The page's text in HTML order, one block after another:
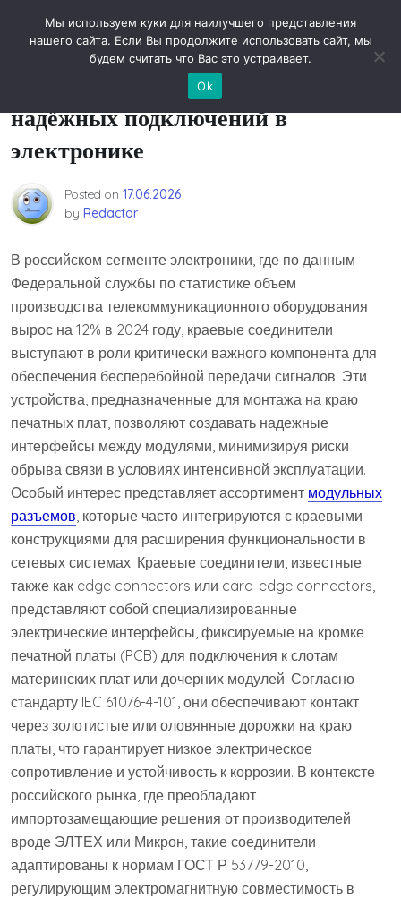
Новости технологий
Краевые соединители: выбор для
надёжных подключений в
электронике
Posted on 17.06.2026
by Redactor
В российском сегменте электроники, где по данным
Федеральной службы по статистике объем
производства телекоммуникационного оборудования
вырос на 12% в 2024 году, краевые соединители
выступают в роли критически важного компонента для
обеспечения бесперебойной передачи сигналов. Эти
устройства, предназначенные для монтажа на краю
печатных плат, позволяют создавать надежные
интерфейсы между модулями, минимизируя риски
обрыва связи в условиях интенсивной эксплуатации.
Особый интерес представляет ассортимент модульных
разъемов, которые часто интегрируются с краевыми
конструкциями для расширения функциональности в
сетевых системах. Краевые соединители, известные
также как edge connectors или card-edge connectors,
представляют собой специализированные
электрические интерфейсы, фиксируемые на кромке
печатной платы (PCB) для подключения к слотам
материнских плат или дочерних модулей. Согласно
стандарту IEC 61076-4-101, они обеспечивают контакт
через золотистые или оловянные дорожки на краю
платы, что гарантирует низкое электрическое
сопротивление и устойчивость к коррозии. В контексте
российского рынка, где преобладают
импортозамещающие решения от производителей
вроде ЭЛТЕХ или Микрон, такие соединители
адаптированы к нормам ГОСТ Р 53779-2010,
регулирующим электромагнитную совместимость в
Мы используем куки для наилучшего представления
нашего сайта. Если Вы продолжите использовать сайт, мы
будем считать что Вас это устраивает.
Ok